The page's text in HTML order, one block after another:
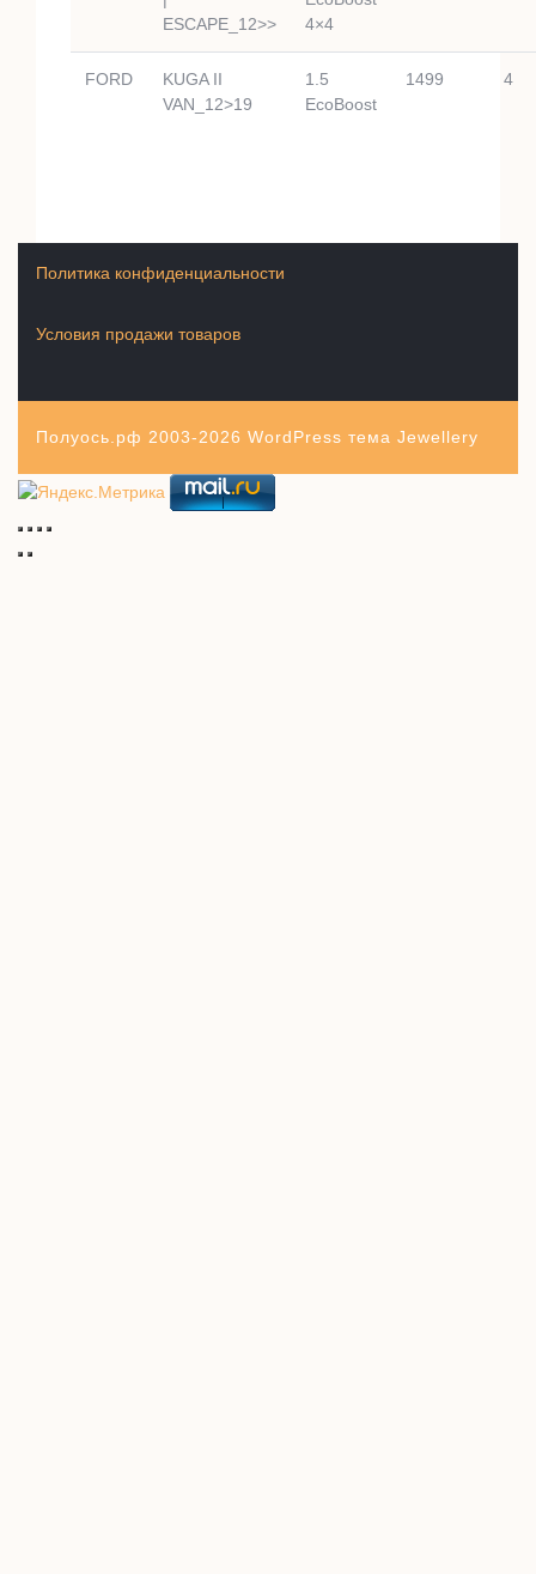
ESCAPE_12>>
4×4
FORD
KUGA II
VAN_12>19
1.5
EcoBoost
1499 4
Условия продажи товаров
Политика конфиденциальности
Полуось.рф 2003-2026 WordPress тема Jewellery